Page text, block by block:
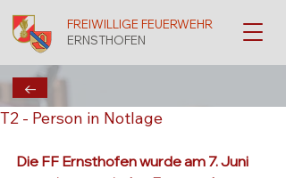
FREIWILLIGE FEUERWEHR
ERNSTHOFEN
T2 - Person in Notlage
Die FF Ernsthofen wurde am 7. Juni
←